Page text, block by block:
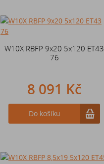
W10X RBFP 9x20 5x120 ET43
76
8 091 Kč
Do košíku